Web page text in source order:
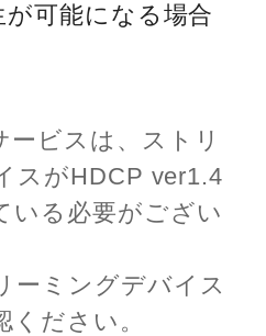
可能になる場合
ービスは、ストリ
スがHDCP ver1.4
いる必要がござい
ーミングデバイス
ください。